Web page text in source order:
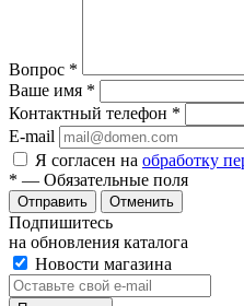
Вопрос *
Ваше имя *
Контактный телефон *
E-mail
Я согласен на обработку
* — Обязательные поля
Отменить
Подпишитесь
на обновления каталога
Новости магазина